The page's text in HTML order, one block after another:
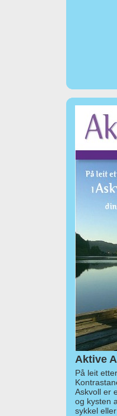
Aktive
På leit
Askvoll er
og kysten
sykkel